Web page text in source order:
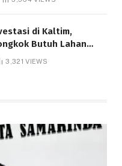
di Kaltim,
Butuh Lahan
3,321VIEWS